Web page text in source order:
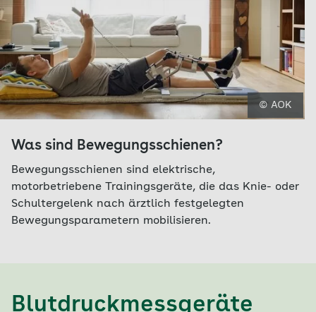
© AOK
Was sind Bewegungsschienen?
Bewegungsschienen sind elektrische,
motorbetriebene Trainingsgeräte, die das Knie- oder
Schultergelenk nach ärztlich festgelegten
Bewegungsparametern mobilisieren.
Blutdruckmessgeräte